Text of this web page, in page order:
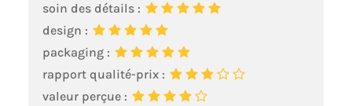
soin des détails :
design :
packaging :
rapport qualité-prix :
valeur perçue :